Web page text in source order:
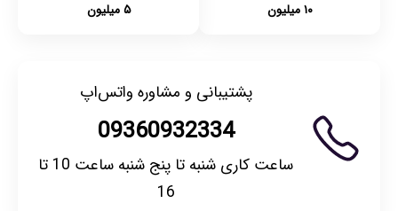
۱۰ میلیون
۵ میلیون
پشتیبانی و مشاوره واتس‌اپ
09360932334
ساعت کاری شنبه تا پنج شنبه ساعت 10 تا
16